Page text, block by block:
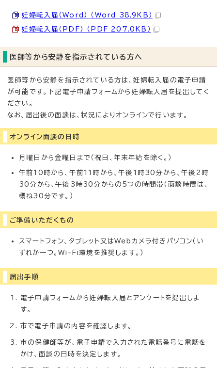
妊婦転入届（Word） （Word 38.9KB）
妊婦転入届（PDF） （PDF 207.0KB）
医師等から安静を指示されている方へ
医師等から安静を指示されている方は、妊婦転入届の電子申請
が可能です。下記電子申請フォームから妊婦転入届を提出してく
ださい。
なお、届出後の面談は、状況によりオンラインで行います。
オンライン面談の日時
月曜日から金曜日まで（祝日、年末年始を除く。）
午前10時から、午前11時から、午後1時30分から、午後2時
30分から、午後3時30分からの5つの時間帯（面談時間は、
概ね30分です。）
ご準備いただくもの
スマートフォン、タブレット又はWebカメラ付きパソコン（い
ずれか一つ。Wi-Fi環境を推奨します。）
届出手順
電子申請フォームから妊婦転入届とアンケートを提出しま
す。
市で電子申請の内容を確認します。
市の保健師等が、電子申請で入力された電話番号に電話を
かけ、面談の日時を決定します。